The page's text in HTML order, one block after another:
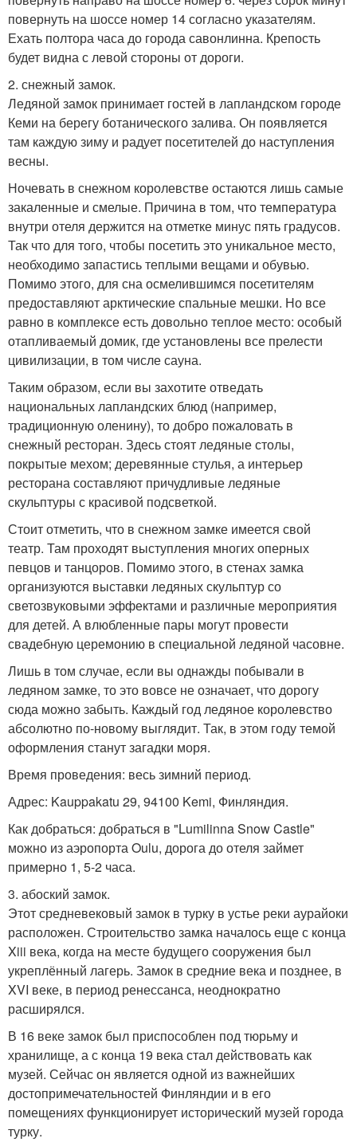
повернуть на шоссе номер 14 согласно указателям.
Ехать полтора часа до города савонлинна. Крепость
будет видна с левой стороны от дороги.
2. снежный замок.
Ледяной замок принимает гостей в лапландском городе
Кеми на берегу ботанического залива. Он появляется
там каждую зиму и радует посетителей до наступления
весны.
Ночевать в снежном королевстве остаются лишь самые
закаленные и смелые. Причина в том, что температура
внутри отеля держится на отметке минус пять градусов.
Так что для того, чтобы посетить это уникальное место,
необходимо запастись теплыми вещами и обувью.
Помимо этого, для сна осмелившимся посетителям
предоставляют арктические спальные мешки. Но все
равно в комплексе есть довольно теплое место: особый
отапливаемый домик, где установлены все прелести
цивилизации, в том числе сауна.
Таким образом, если вы захотите отведать
национальных лапландских блюд (например,
традиционную оленину), то добро пожаловать в
снежный ресторан. Здесь стоят ледяные столы,
покрытые мехом; деревянные стулья, а интерьер
ресторана составляют причудливые ледяные
скульптуры с красивой подсветкой.
Стоит отметить, что в снежном замке имеется свой
театр. Там проходят выступления многих оперных
певцов и танцоров. Помимо этого, в стенах замка
организуются выставки ледяных скульптур со
светозвуковыми эффектами и различные мероприятия
для детей. А влюбленные пары могут провести
свадебную церемонию в специальной ледяной часовне.
Лишь в том случае, если вы однажды побывали в
ледяном замке, то это вовсе не означает, что дорогу
сюда можно забыть. Каждый год ледяное королевство
абсолютно по-новому выглядит. Так, в этом году темой
оформления станут загадки моря.
Время проведения: весь зимний период.
Адрес: Kauppakatu 29, 94100 Kemi, Финляндия.
Как добраться: добраться в "Lumilinna Snow Castle"
можно из аэропорта Oulu, дорога до отеля займет
примерно 1, 5-2 часа.
3. абоский замок.
Этот средневековый замок в турку в устье реки аурайоки
расположен. Строительство замка началось еще с конца
Xiii века, когда на месте будущего сооружения был
укреплённый лагерь. Замок в средние века и позднее, в
XVI веке, в период ренессанса, неоднократно
расширялся.
В 16 веке замок был приспособлен под тюрьму и
хранилище, а с конца 19 века стал действовать как
музей. Сейчас он является одной из важнейших
достопримечательностей Финляндии и в его
помещениях функционирует исторический музей города
турку.